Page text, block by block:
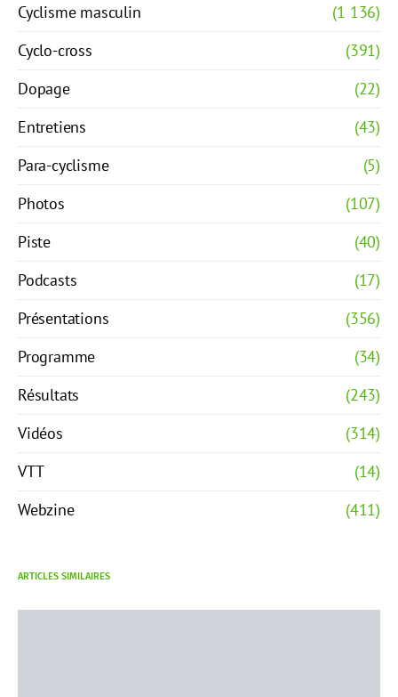
Cyclisme masculin
(1 136)
Cyclo-cross
(391)
Dopage
(22)
Entretiens
(43)
Para-cyclisme
(5)
Photos
(107)
Piste
(40)
Podcasts
(17)
Présentations
(356)
Programme
(34)
Résultats
(243)
Vidéos
(314)
VTT
(14)
Webzine
(411)
ARTICLES SIMILAIRES